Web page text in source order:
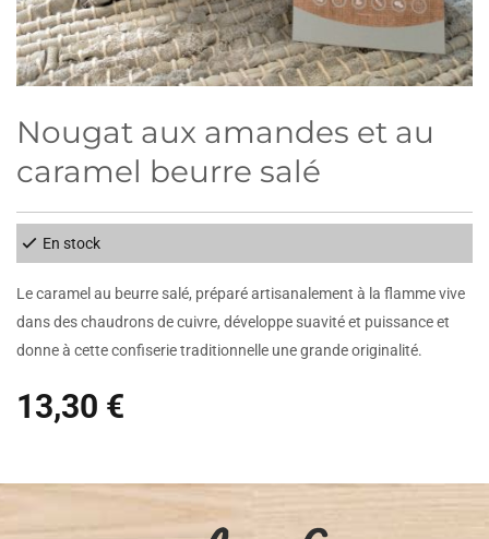
Nougat aux amandes et au
caramel beurre salé
En stock
Le caramel au beurre salé, préparé artisanalement à la flamme vive
dans des chaudrons de cuivre, développe suavité et puissance et
donne à cette confiserie traditionnelle une grande originalité.
13,30 €